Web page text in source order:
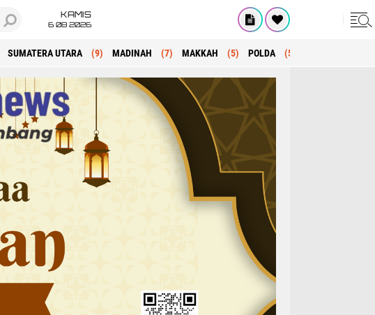
KAMIS
6 08 2026
SUMATERA UTARA (9) MADINAH (7) MAKKAH (5) POLDA (5)